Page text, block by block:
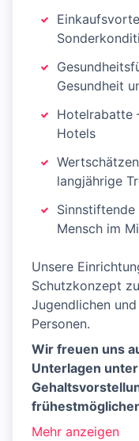
Gesundheit
Hotelrabatte
Hotels
langjährige
Mensch im
Unsere
Schutzkonzept
Jugendlichen
Personen.
Wir freuen uns
Unterlagen
Mehr anzeigen